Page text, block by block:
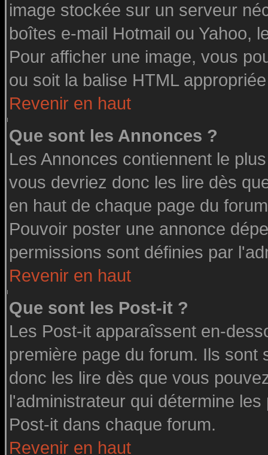
image stockée sur un serveur
boîtes e-mail Hotmail ou Yahoo,
Pour afficher une image, vous
ou soit la balise HTML
Revenir en haut
Que sont les Annonces ?
Les Annonces contiennent le
vous devriez donc les lire dès
en haut de chaque page du
Pouvoir poster une annonce
permissions sont définies par
Revenir en haut
Que sont les Post-it ?
Les Post-it apparaîssent en-
première page du forum. Ils
donc les lire dès que vous
l'administrateur qui détermine
Post-it dans chaque forum.
Revenir en haut